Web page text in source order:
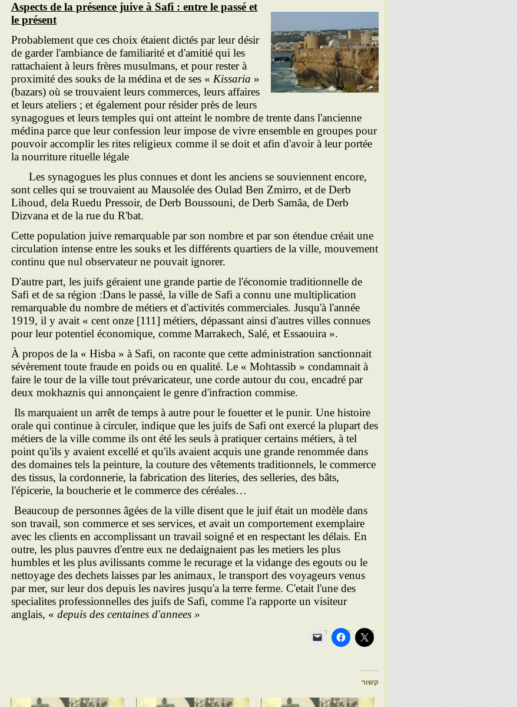
Aspects de la présence juive à Safi : entre le passé et
le présent
Probablement que ces choix étaient dictés par leur désir
de garder l'ambiance de familiarité et d'amitié qui les
rattachaient à leurs frères musulmans, et pour rester à
proximité des souks de la médina et de ses « Kissaria »
(bazars) où se trouvaient leurs commerces, leurs affaires
et leurs ateliers ; et égale­ment pour résider près de leurs
synagogues et leurs temples qui ont atteint le nombre de trente dans l'ancienne
médina parce que leur confession leur impose de vivre ensemble en groupes pour
pouvoir accomplir les rites religieux comme il se doit et afin d'avoir à leur portée
la nourriture rituelle légale
Les synagogues les plus connues et dont les anciens se souviennent encore,
sont celles qui se trouvaient au Mausolée des Oulad Ben Zmirro, et de Derb
Lihoud, dela Ruedu Pressoir, de Derb Boussouni, de Derb Samâa, de Derb
Dizvana et de la rue du R'bat.
Cette population juive remarquable par son nombre et par son étendue créait une
circulation intense entre les souks et les différents quartiers de la ville, mouvement
continu que nul observateur ne pouvait ignorer.
D'autre part, les juifs géraient une grande partie de l'économie traditionnelle de
Safi et de sa région :Dans le passé, la ville de Safi a connu une multiplication
remarquable du nombre de métiers et d'activités commerciales. Jusqu'à l'année
1919, il y avait « cent onze [111] métiers, dépassant ainsi d'autres villes connues
pour leur potentiel économique, comme Marrakech, Salé, et Essaouira ».
À propos de la « Hisba » à Safi, on raconte que cette administration sanctionnait
sévèrement toute fraude en poids ou en qualité. Le « Mohtassib » condamnait à
faire le tour de la ville tout prévaricateur, une corde autour du cou, encadré par
deux mokhaznis qui annonçaient le genre d'infraction commise.
Ils marquaient un arrêt de temps à autre pour le fouetter et le punir. Une histoire
orale qui continue à circu­ler, indique que les juifs de Safi ont exercé la plupart des
métiers de la ville comme ils ont été les seuls à pratiquer certains métiers, à tel
point qu'ils y avaient excellé et qu'ils avaient acquis une grande renommée dans
des domaines tels la peinture, la couture des vêtements traditionnels, le commerce
des tissus, la cordonnerie, la fabrication des literies, des selleries, des bâts,
l'épicerie, la boucherie et le commerce des céréales…
Beaucoup de personnes âgées de la ville disent que le juif était un modèle dans
son travail, son commerce et ses services, et avait un comportement exemplaire
avec les clients en accomplissant un travail soigné et en respectant les délais. En
outre, les plus pauvres d'entre eux ne dedaignaient pas les metiers les plus
humbles et les plus avilissants comme le recurage et la vidange des egouts ou le
nettoyage des dechets laisses par les animaux, le transport des voyageurs venus
par mer, sur leur dos depuis les navires jusqu'a la terre ferme. C'etait l'une des
specialites professionnelles des juifs de Safi, comme l'a rapporte un visiteur
anglais, « depuis des centaines d'annees »
קשור